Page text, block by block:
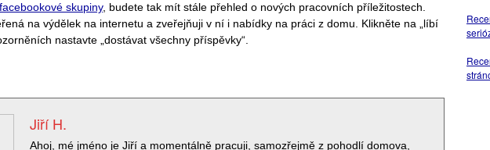
facebookové skupiny, budete tak mít stále přehled o nových pracovních příležitostech.
na výdělek na internetu a zveřejňuji v ní i nabídky na práci z domu. Klikněte na „líbí
nastavte „dostávat všechny příspěvky“.
Jiří H.
Ahoj, mé jméno je Jiří a momentálně pracuji, samozřejmě z pohodlí domova,